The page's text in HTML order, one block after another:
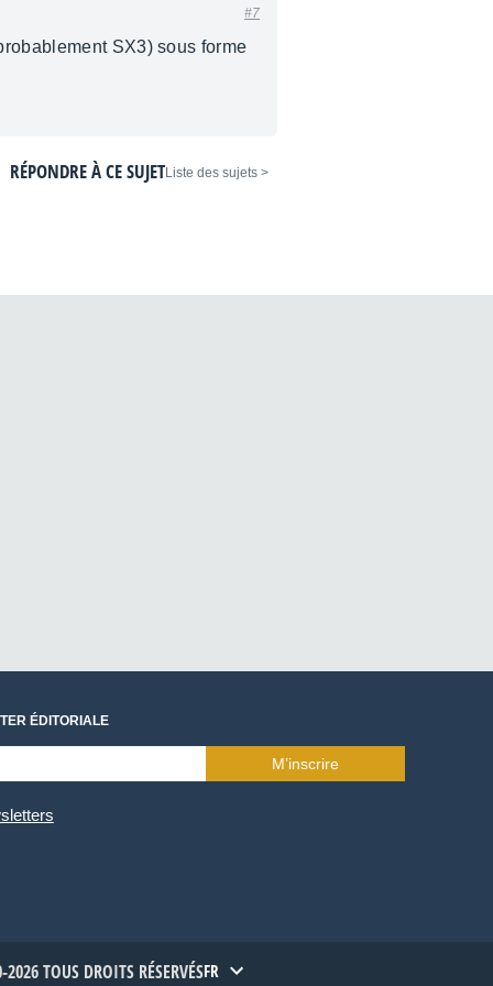
#7
SX3) sous forme
< Liste des sujets
RÉPONDRE À CE SUJET
ÉDITORIALE
M’inscrire
TOUS DROITS RÉSERVÉSFR